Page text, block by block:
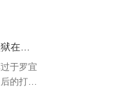
被陷害
于罗宜
的打脸